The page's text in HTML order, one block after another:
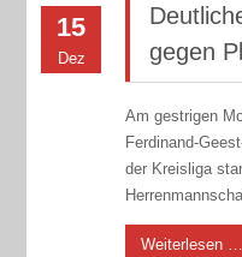
15
Dez
gegen
Am gestrigen
Ferdinand-
der Kreisliga
Weiterlesen …